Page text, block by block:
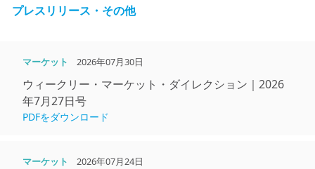
プレスリリース・その他
マーケット 2026年07月30日
ウィークリー・マーケット・ダイレクション｜2026
年7月27日号
PDFをダウンロード
マーケット 2026年07月24日